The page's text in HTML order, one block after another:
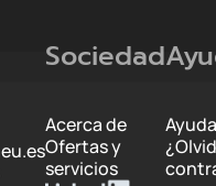
Sociedad
Acerca de
Ofertas y
servicios